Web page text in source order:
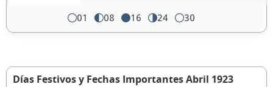
01 08 16 24 30
Días Festivos y Fechas Importantes Abril 1923